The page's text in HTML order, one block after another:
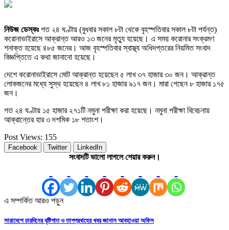
নিউজ ডেস্কঃগত ২৪ ঘণ্টায় (বুধবার সকাল ৮টা থেকে বৃহস্পতিবার সকাল ৮টা পর্যন্ত)
করোনাভাইরাসে আক্রান্ত আরও ১৩ জনের মৃত্যু হয়েছে। এ সময় করোনার সংক্রমণ
শনাক্ত হয়েছে ৪৮৫ জনের। আজ বৃহস্পতিবার স্বাস্থ্য অধিদপ্তরের নিয়মিত সংবাদ
বিজ্ঞপ্তিতে এ কথা জানানো হয়েছে।
দেশে করোনাভাইরাসে মোট আক্রান্ত হয়েছেন ৫ লাখ ৩৭ হাজার ৩০ জন। আক্রান্ত
লোকজনের মধ্যে সুস্থ হয়েছেন ৪ লাখ ৮১ হাজার ৯১৭ জন। মারা গেছেন ৮ হাজার ১৭৫
জন।
গত ২৪ ঘণ্টায় ১৫ হাজার ২৭১টি নমুনা পরীক্ষা করা হয়েছে। নমুনা পরীক্ষা বিবেচনায়
আক্রান্তের হার ৩ দশমিক ১৮ শতাংশ।
Post Views: 155
Facebook Twitter LinkedIn
সংবাদটি ভালো লাগলে শেয়ার করুন।
এ সম্পর্কিত আরও পড়ুন
সারাদেশে চারদিনের বৃষ্টিপাত ও তাপপ্রবাহের খবর জানাল আবহাওয়া অফিস